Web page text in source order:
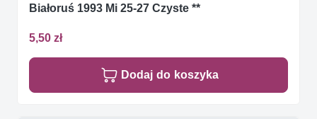
Białoruś 1993 Mi 25-27 Czyste **
5,50 zł
Dodaj do koszyka